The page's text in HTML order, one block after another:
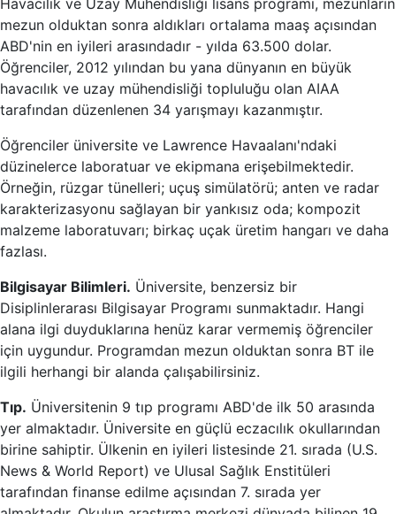
Havacılık ve Uzay Mühendisliği lisans programı, mezunların
mezun olduktan sonra aldıkları ortalama maaş açısından
ABD'nin en iyileri arasındadır - yılda 63.500 dolar.
Öğrenciler, 2012 yılından bu yana dünyanın en büyük
havacılık ve uzay mühendisliği topluluğu olan AIAA
tarafından düzenlenen 34 yarışmayı kazanmıştır.
Öğrenciler üniversite ve Lawrence Havaalanı'ndaki
düzinelerce laboratuar ve ekipmana erişebilmektedir.
Örneğin, rüzgar tünelleri; uçuş simülatörü; anten ve radar
karakterizasyonu sağlayan bir yankısız oda; kompozit
malzeme laboratuvarı; birkaç uçak üretim hangarı ve daha
fazlası.
Bilgisayar Bilimleri. Üniversite, benzersiz bir
Disiplinlerarası Bilgisayar Programı sunmaktadır. Hangi
alana ilgi duyduklarına henüz karar vermemiş öğrenciler
için uygundur. Programdan mezun olduktan sonra BT ile
ilgili herhangi bir alanda çalışabilirsiniz.
Tıp. Üniversitenin 9 tıp programı ABD'de ilk 50 arasında
yer almaktadır. Üniversite en güçlü eczacılık okullarından
birine sahiptir. Ülkenin en iyileri listesinde 21. sırada (U.S.
News & World Report) ve Ulusal Sağlık Enstitüleri
tarafından finanse edilme açısından 7. sırada yer